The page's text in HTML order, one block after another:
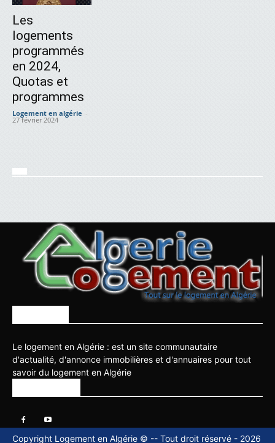
Les
logements
programmés
en 2024,
Quotas et
programmes
Logement en algérie -
27 février 2024
Le logement en Algérie : est un site communautaire
d'actualité, d'annonce immobilières et d'annuaires pour tout
savoir du logement en Algérie
Copyright Logement en Algérie © -- Tout droit réservé - 2026